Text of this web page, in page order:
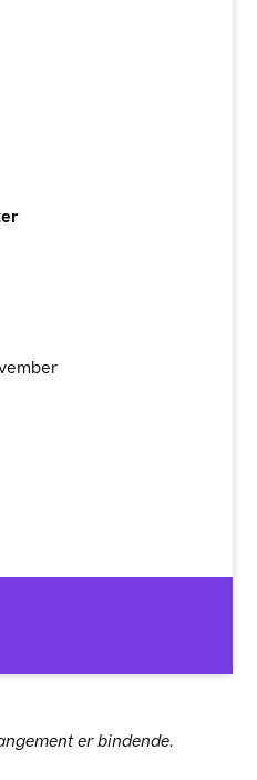
er bindende.